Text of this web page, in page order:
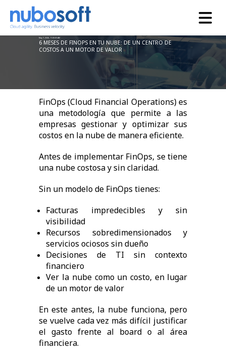
May 7, 2026, 11:30:00 AM
6 MESES DE FINOPS EN TU NUBE: DE UN CENTRO DE
COSTOS A UN MOTOR DE VALOR
FinOps (Cloud Financial Operations) es
una metodología que permite a las
empresas gestionar y optimizar sus
costos en la nube de manera eficiente.
Antes de implementar FinOps, se tiene
una nube costosa y sin claridad.
Sin un modelo de FinOps tienes:
Facturas impredecibles y sin
visibilidad
Recursos sobredimensionados y
servicios ociosos sin dueño
Decisiones de TI sin contexto
financiero
Ver la nube como un costo, en lugar
de un motor de valor
En este antes, la nube funciona, pero
se vuelve cada vez más difícil justificar
el gasto frente al board o al área
financiera.